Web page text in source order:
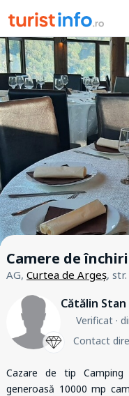
Camere de
AG, Curtea de Argeș,
Cătălin Stan
Verificat·
Contact
Cazare de tip
generoasă 10000 mp